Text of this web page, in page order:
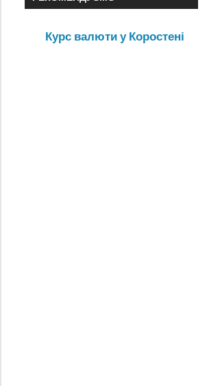
Курс валюти у Коростені